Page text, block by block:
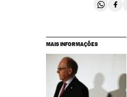
MAIS INFORMAÇÕES